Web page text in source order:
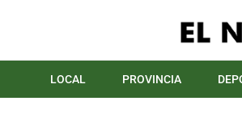
LOCAL PROVINCIA